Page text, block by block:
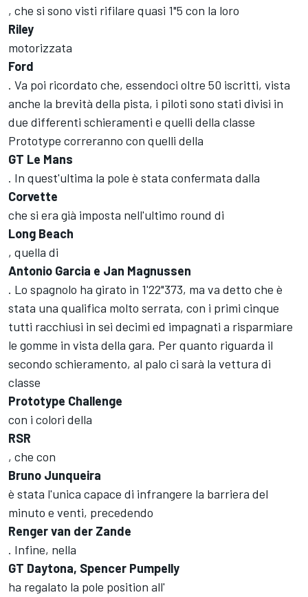
, che si sono visti rifilare quasi 1"5 con la loro
Riley
motorizzata
Ford
. Va poi ricordato che, essendoci oltre 50 iscritti, vista
anche la brevità della pista, i piloti sono stati divisi in
due differenti schieramenti e quelli della classe
Prototype correranno con quelli della
GT Le Mans
. In quest'ultima la pole è stata confermata dalla
Corvette
che si era già imposta nell'ultimo round di
Long Beach
, quella di
Antonio Garcia e Jan Magnussen
. Lo spagnolo ha girato in 1'22"373, ma va detto che è
stata una qualifica molto serrata, con i primi cinque
tutti racchiusi in sei decimi ed impagnati a risparmiare
le gomme in vista della gara. Per quanto riguarda il
secondo schieramento, al palo ci sarà la vettura di
classe
Prototype Challenge
con i colori della
RSR
, che con
Bruno Junqueira
è stata l'unica capace di infrangere la barriera del
minuto e venti, precedendo
Renger van der Zande
. Infine, nella
GT Daytona, Spencer Pumpelly
ha regalato la pole position all'